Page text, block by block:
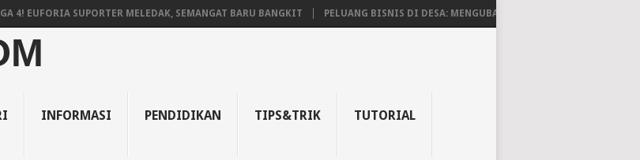
EUFORIA SUPORTER MELEDAK, SEMANGAT BARU BANGKIT PELUANG BISNIS DI DESA: MENGUBAH TANTANGAN MENJADI
INFORMASI PENDIDIKAN TIPS&TRIK TUTORIAL